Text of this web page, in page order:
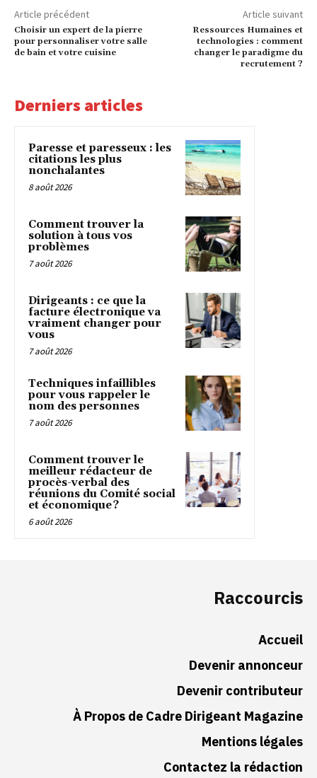
Article précédent
Choisir un expert de la pierre
pour personnaliser votre salle
de bain et votre cuisine
Article suivant
Ressources Humaines et
technologies : comment
changer le paradigme du
recrutement ?
Derniers articles
Paresse et paresseux : les
citations les plus
nonchalantes
8 août 2026
Comment trouver la
solution à tous vos
problèmes
7 août 2026
Dirigeants : ce que la
facture électronique va
vraiment changer pour
vous
7 août 2026
Techniques infaillibles
pour vous rappeler le
nom des personnes
7 août 2026
Comment trouver le
meilleur rédacteur de
procès-verbal des
réunions du Comité social
et économique ?
6 août 2026
Raccourcis
Accueil
Devenir annonceur
Devenir contributeur
À Propos de Cadre Dirigeant Magazine
Mentions légales
Contactez la rédaction